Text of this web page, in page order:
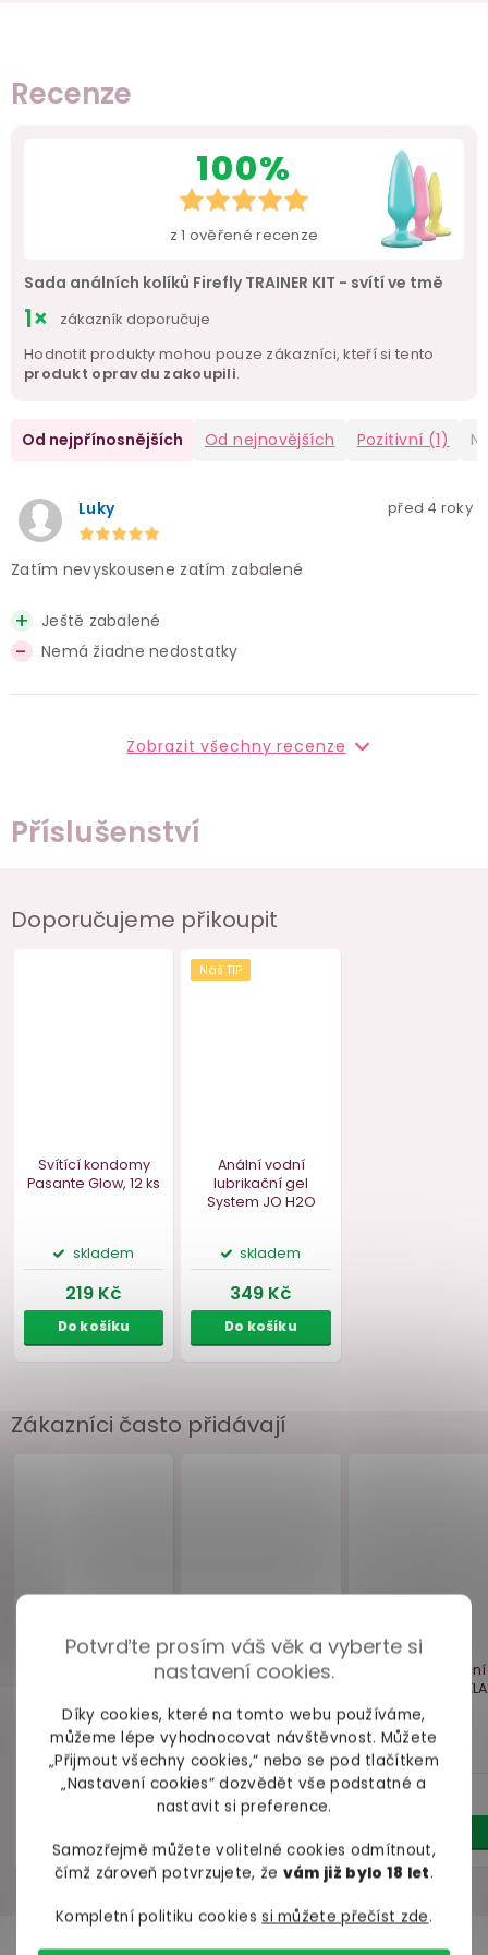
Potvrďte prosím váš věk a vyberte si
nastavení cookies.
Díky cookies, které na tomto webu používáme,
můžeme lépe vyhodnocovat návštěvnost. Můžete
„Přijmout všechny cookies,“ nebo se pod tlačítkem
„Nastavení cookies“ dozvědět vše podstatné a
nastavit si preference.
Samozřejmě můžete volitelné cookies odmítnout,
čímž zároveň potvrzujete, že vám již bylo 18 let.
Kompletní politiku cookiessi můžete přečíst zde.
Příslušenství
Recenze
100%
z1 ověřené recenze
Sada análních kolíků Firefly TRAINER KIT - svítí ve tmě
1×
zákazník doporučuje
Hodnotit produkty mohou pouze zákazníci, kteří si tento
produkt opravdu zakoupili.
Od nejpřínosnějších Od nejnovějších Pozitivní (1)
Luky před 4 roky
Zatím nevyskousene zatím zabalené
Ještě zabalené
Nemá žiadne nedostatky
Zobrazit všechny recenze
Doporučujeme přikoupit
Pasante Glow, 12 ks
skladem
219 Kč
lubrikační gel
System JO H2O
Anal Thick120 ml
skladem
349 Kč
Do košíku
Zákazníci často přidávají